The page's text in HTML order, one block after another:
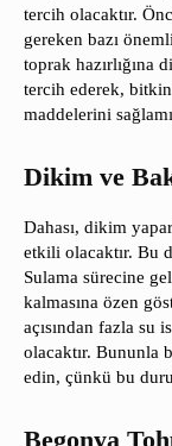
tercih olacaktır.
gereken bazı
toprak hazırlığına
tercih ederek,
maddelerini
Dikim ve
Dahası, dikim
etkili olacaktır. Bu
Sulama sürecine
kalmasına özen
açısından fazla su
olacaktır. Bununla
edin, çünkü bu
Begonya